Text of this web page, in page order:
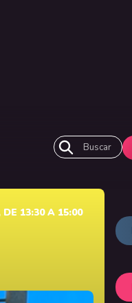
Buscar
13:30 A 15:00